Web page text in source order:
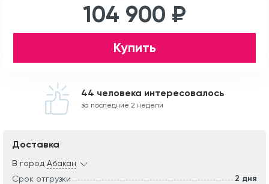
104 900 ₽
Купить
44 человека интересовалось
за последние 2 недели
Доставка
В город Абакан
Срок отгрузки
2 дня